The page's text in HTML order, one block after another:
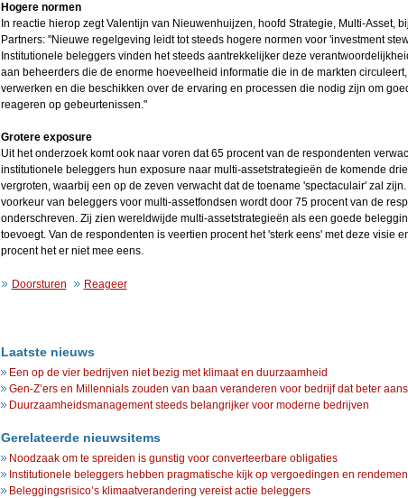
Hogere normen
In reactie hierop zegt Valentijn van Nieuwenhuijzen, hoofd Strategie, Multi-Asset,
Partners: "Nieuwe regelgeving leidt tot steeds hogere normen voor 'investment
Institutionele beleggers vinden het steeds aantrekkelijker deze
aan beheerders die de enorme hoeveelheid informatie die in de markten
verwerken en die beschikken over de ervaring en processen die nodig zijn om
reageren op gebeurtenissen."
Grotere exposure
Uit het onderzoek komt ook naar voren dat 65 procent van de respondenten
institutionele beleggers hun exposure naar multi-assetstrategieën de komende
vergroten, waarbij een op de zeven verwacht dat de toename 'spectaculair' zal zijn.
voorkeur van beleggers voor multi-assetfondsen wordt door 75 procent van de
onderschreven. Zij zien wereldwijde multi-assetstrategieën als een goede
toevoegt. Van de respondenten is veertien procent het 'sterk eens' met deze visie
procent het er niet mee eens.
Doorsturen Reageer
Laatste nieuws
Een op de vier bedrijven niet bezig met klimaat en duurzaamheid
Gen-Z’ers en Millennials zouden van baan veranderen voor bedrijf dat beter
Duurzaamheidsmanagement steeds belangrijker voor moderne bedrijven
Gerelateerde nieuwsitems
Noodzaak om te spreiden is gunstig voor converteerbare obligaties
Institutionele beleggers hebben pragmatische kijk op vergoedingen en
Beleggingsrisico’s klimaatverandering vereist actie beleggers